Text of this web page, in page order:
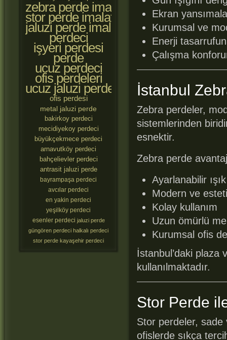
Ekran
Kurumsal ve
Enerji
Çalışma
İstanbul
Zebra perdeler,
sistemlerinden
esnektir.
Zebra perde
Ayarlanabilir
Modern ve
Kolay kullanım
Uzun ömürlü
Kurumsal ofis
İstanbul’daki plaza
kullanılmaktadır.
Stor Perde
Stor perdeler,
ofislerde sıkça
zebra perde imalatçıları
stor perde imalatçıları
jaluzi perde imalatçıları
perdeci
işyeri perdesi
perde
ucuz perdeci
ofis perdeleri
ucuz jaluzi perde
ofis perdesi
metal jaluzi perde
bakirkoy perdeci
mecidiyekoy perdeci
büyükçekmece perdeci
arnavutköy perdeci
bahçelievler perdeci
antrasit jaluzi perde
bayrampaşa perdeci
avcılar perdeci
en yakin perdeci
yeşilköy perdeci
esenler perdeci jaluzi perde
güngören perdeci halkalı perdeci
stor perde kayaşehir perdeci